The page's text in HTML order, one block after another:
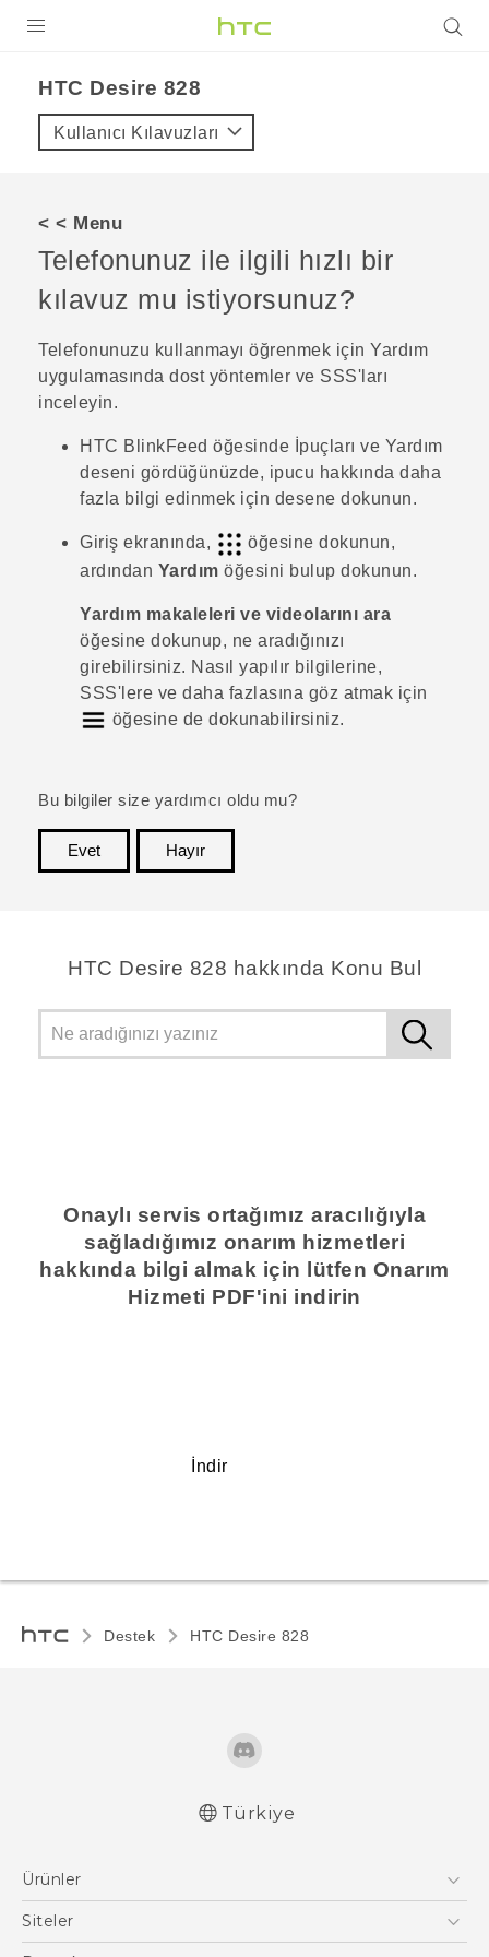
VIVE
VIVERSE
DESTEK
HTC Desire 828‎
Kullanıcı Kılavuzları
< < Menu
Telefonunuz ile ilgili hızlı bir
kılavuz mu istiyorsunuz?
Telefonunuzu kullanmayı öğrenmek için Yardım
uygulamasında dost yöntemler ve SSS'ları
inceleyin.
HTC BlinkFeed öğesinde İpuçları ve Yardım
deseni gördüğünüzde, ipucu hakkında daha
fazla bilgi edinmek için desene dokunun.
Giriş ekranında,
öğesine dokunun,
ardından Yardım öğesini bulup dokunun.
Yardım makaleleri ve videolarını ara
öğesine dokunup, ne aradığınızı
girebilirsiniz. Nasıl yapılır bilgilerine,
SSS'lere ve daha fazlasına göz atmak için
öğesine de dokunabilirsiniz.
Bu bilgiler size yardımcı oldu mu?
Evet
Hayır
HTC Desire 828 hakkında Konu Bul
Onaylı servis ortağımız aracılığıyla
sağladığımız onarım hizmetleri
hakkında bilgi almak için lütfen Onarım
Hizmeti PDF'ini indirin
İndir
Destek HTC Desire 828‎
Türkiye
Ürünler
Akıllı Telefonlar
Siteler